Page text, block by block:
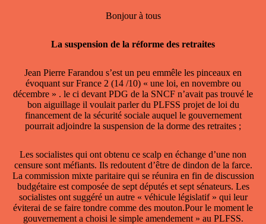
Bonjour à tous
La suspension de la réforme des retraites
Jean Pierre Farandou s’est un peu emmêle les pinceaux en
évoquant sur France 2 (14 /10) « une loi, en novembre ou
décembre » . le ci devant PDG de la SNCF n’avait pas trouvé le
bon aiguillage il voulait parler du PLFSS projet de loi du
financement de la sécurité sociale auquel le gouvernement
pourrait adjoindre la suspension de la dorme des retraites ;
Les socialistes qui ont obtenu ce scalp en échange d’une non
censure sont méfiants. Ils redoutent d’être de dindon de la farce.
La commission mixte paritaire qui se réunira en fin de discussion
budgétaire est composée de sept députés et sept sénateurs. Les
socialistes ont suggéré un autre « véhicule législatif » qui leur
éviterai de se faire tondre comme des mouton.Pour le moment le
gouvernement a choisi le simple amendement » au PLFSS.